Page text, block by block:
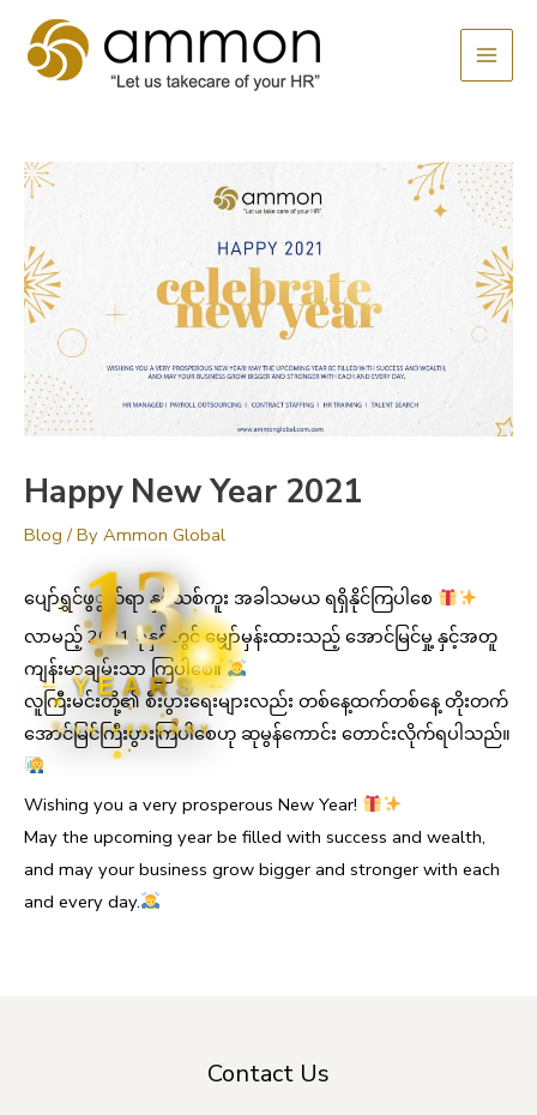
13
YEARS
ANNIVERSARY
content
Happy New Year 2021
Blog / By Ammon Global
ပျော်ရွှင်ဖွွယ်ရာ နှစ်သစ်ကူး အခါသမယ ရရှိနိုင်ကြပါစေ
လာမည့် 2021 ခုနှစ်တွင် မျှော်မှန်းထားသည့် အောင်မြင်မှု့ နှင့်အတူ
ကျန်းမာချမ်းသာ ကြပါစေ။
လူကြီးမင်းတို့၏ စီးပွားရေးများလည်း တစ်နေ့ထက်တစ်နေ့ တိုးတက်
အောင်မြင်ကြီးပွားကြပါစေဟု ဆုမွန်ကောင်း တောင်းလိုက်ရပါသည်။
Wishing you a very prosperous New Year!
May the upcoming year be filled with success and wealth,
and may your business grow bigger and stronger with each
and every day.
Contact Us